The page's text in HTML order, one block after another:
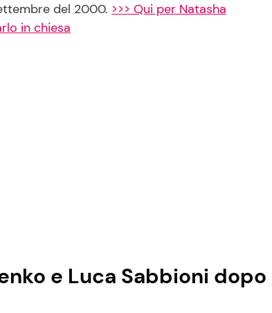
del 2000. >>> Qui per Natasha
in chiesa
e Luca Sabbioni dopo